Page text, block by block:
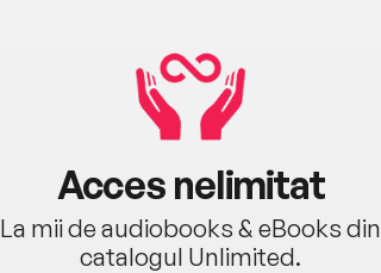
Acces nelimitat
La mii de audiobooks & eBooks din
catalogul Unlimited.